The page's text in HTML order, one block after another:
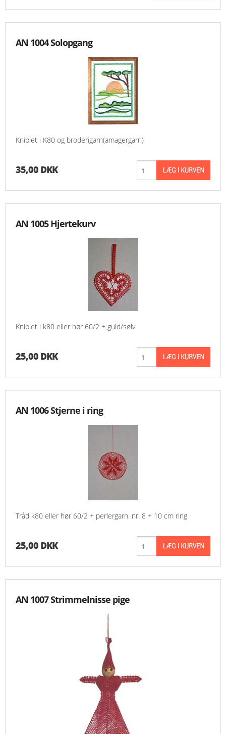
AN 1004 Solopgang
Kniplet i K80 og broderigarn(amagergarn)
35,00 DKK
AN 1005 Hjertekurv
Kniplet i k80 eller hør 60/2 + guld/sølv
25,00 DKK
AN 1006 Stjerne i ring
Tråd k80 eller hør 60/2 + perlergarn. nr. 8 + 10 cm ring
25,00 DKK
AN 1007 Strimmelnisse pige